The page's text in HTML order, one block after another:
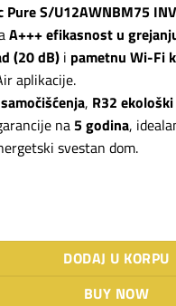
Pure S/U12AWNBM75
A+++ efikasnost u
(20 dB) i pametnu Wi-Fi
aplikacije.
, R32
na5 godina,
svestan dom.
Pure S/U12AWNBM75
DODAJ U KORPU
BUY NOW